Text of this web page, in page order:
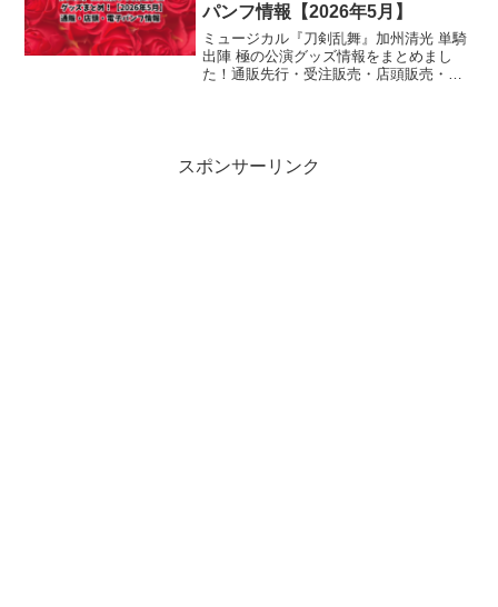
パンフ情報【2026年5月】
ミュージカル『刀剣乱舞』加州清光 単騎
出陣 極の公演グッズ情報をまとめまし
た！通販先行・受注販売・店頭販売・電
スポンサーリンク